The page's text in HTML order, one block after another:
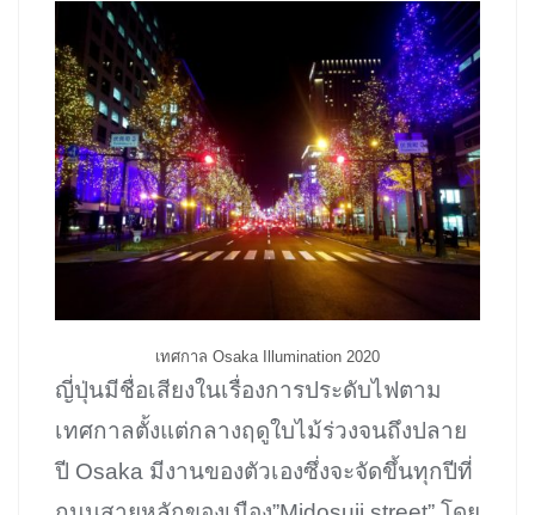
เทศกาล Osaka Illumination 2020
ญี่ปุ่นมีชื่อเสียงในเรื่องการประดับไฟตาม
เทศกาลตั้งแต่กลางฤดูใบไม้ร่วงจนถึงปลาย
ปี Osaka มีงานของตัวเองซึ่งจะจัดขึ้นทุกปีที่